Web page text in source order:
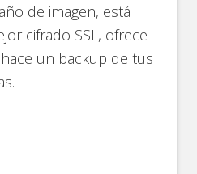
de imagen, está
cifrado SSL, ofrece
un backup de tus